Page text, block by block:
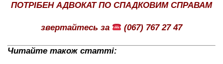
ПОТРІБЕН АДВОКАТ ПО СПАДКОВИМ СПРАВАМ
звертайтесь за (067) 767 27 47
Читайте також статті: